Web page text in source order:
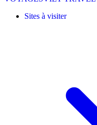
Sites à visiter